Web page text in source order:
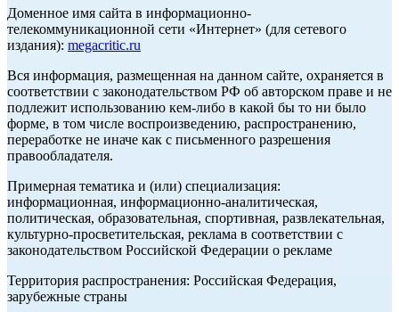
Доменное имя сайта в информационно-
телекоммуникационной сети «Интернет» (для сетевого
издания): megacritic.ru
Вся информация, размещенная на данном сайте, охраняется в
соответствии с законодательством РФ об авторском праве и не
подлежит использованию кем-либо в какой бы то ни было
форме, в том числе воспроизведению, распространению,
переработке не иначе как с письменного разрешения
правообладателя.
Примерная тематика и (или) специализация:
информационная, информационно-аналитическая,
политическая, образовательная, спортивная, развлекательная,
культурно-просветительская, реклама в соответствии с
законодательством Российской Федерации о рекламе
Территория распространения: Российская Федерация,
зарубежные страны